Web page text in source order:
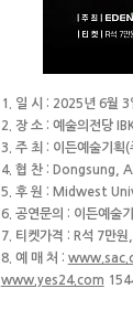
1. 일 시 : 2025년 6월
2. 장 소 : 예술의전당
3. 주 최 : 이든예술기획(
4. 협 찬 : Dongsung,
5. 후 원 : Midwest
6. 공연문의 : 이든예술
7. 티켓가격 : R석 7만
8. 예 매 처 :
www.yes24.com